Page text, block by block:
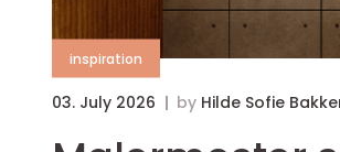
inspiration
03. July 2026 by Hilde Sofie